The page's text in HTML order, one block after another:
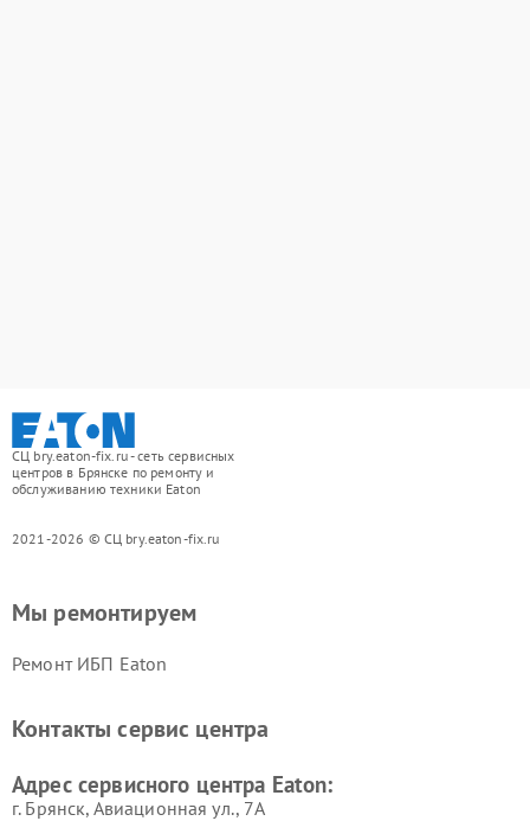
СЦ bry.eaton-fix.ru - сеть сервисных
центров в Брянске по ремонту и
обслуживанию техники Eaton
2021-2026 © СЦ bry.eaton-fix.ru
Мы ремонтируем
Ремонт ИБП Eaton
Контакты сервис центра
Адрес сервисного центра Eaton:
г. Брянск, Авиационная ул., 7А